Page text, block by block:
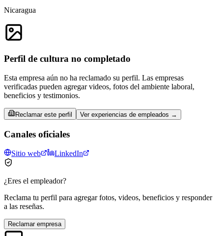
Nicaragua
Perfil de cultura no completado
Esta empresa aún no ha reclamado su perfil. Las empresas
verificadas pueden agregar videos, fotos del ambiente laboral,
beneficios y testimonios.
Reclamar este perfil Ver experiencias de empleados →
Canales oficiales
Sitio web LinkedIn
¿Eres el empleador?
Reclama tu perfil para agregar fotos, videos, beneficios y responder
a las reseñas.
Reclamar empresa